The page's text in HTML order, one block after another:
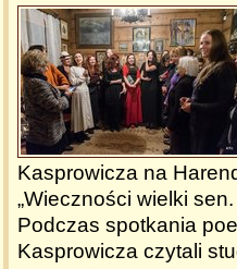
Kasprowicza na
„Wieczności wielki
Podczas spotkania
Kasprowicza czytali